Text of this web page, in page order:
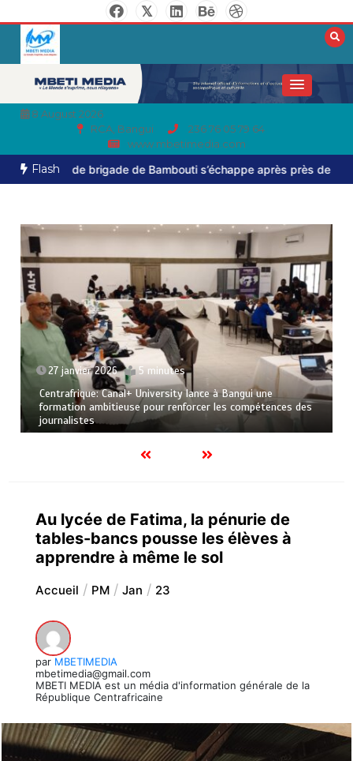
8 August 2026
RCA, Bangui
236 76 05 79 64
www.mbetimedia.com
Flash
brigade de Bambouti s’échappe après près de huit mois de
27 janvier 2026 5 minutes
Centrafrique: Canal+ University lance à Bangui une
formation ambitieuse pour renforcer les compétences des
journalistes
Au lycée de Fatima, la pénurie de
tables-bancs pousse les élèves à
apprendre à même le sol
Accueil PM Jan 23
par MBETIMEDIA
mbetimedia@gmail.com
MBETI MEDIA est un média d'information générale de la
République Centrafricaine